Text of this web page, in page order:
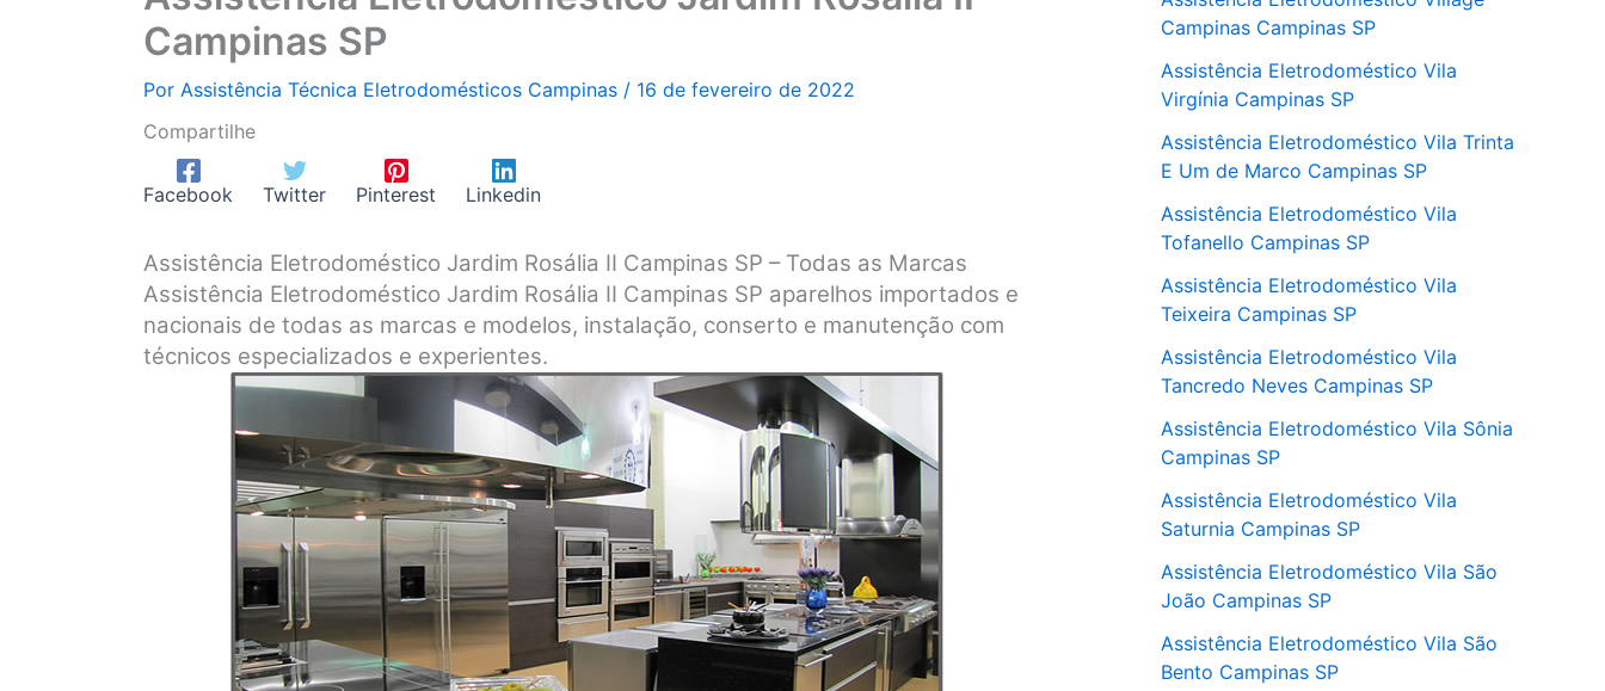
Campinas SP
Por Assistência Técnica Eletrodomésticos Campinas / 16 de fevereiro de 2022
Compartilhe
Facebook Twitter Pinterest Linkedin
Assistência Eletrodoméstico Jardim Rosália II Campinas SP – Todas as Marcas
Assistência Eletrodoméstico Jardim Rosália II Campinas SP aparelhos importados e
nacionais de todas as marcas e modelos, instalação, conserto e manutenção com
técnicos especializados e experientes.
Campinas Campinas SP
Assistência Eletrodoméstico Vila
Virgínia Campinas SP
Assistência Eletrodoméstico Vila Trinta
E Um de Marco Campinas SP
Assistência Eletrodoméstico Vila
Tofanello Campinas SP
Assistência Eletrodoméstico Vila
Teixeira Campinas SP
Assistência Eletrodoméstico Vila
Tancredo Neves Campinas SP
Assistência Eletrodoméstico Vila Sônia
Campinas SP
Assistência Eletrodoméstico Vila
Saturnia Campinas SP
Assistência Eletrodoméstico Vila São
João Campinas SP
Assistência Eletrodoméstico Vila São
Bento Campinas SP